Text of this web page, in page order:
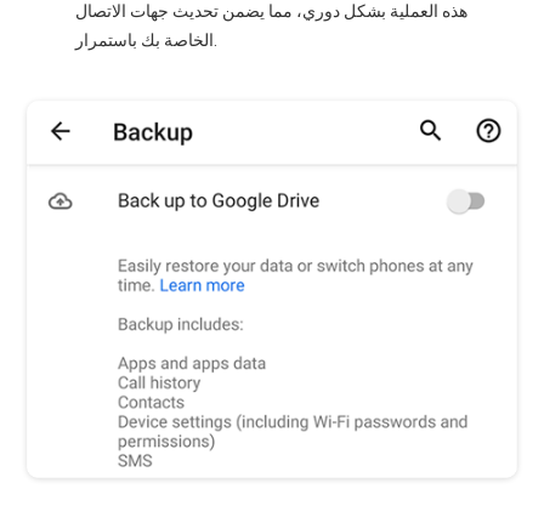
هذه العملية بشكل دوري، مما يضمن تحديث جهات الاتصال